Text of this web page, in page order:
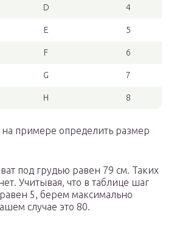
D 4
E 5
F 6
G 7
H 8
примере определить размер
под грудью равен 79 см. Таких
Учитывая, что в таблице шаг
5, берем максимально
случае это 80.